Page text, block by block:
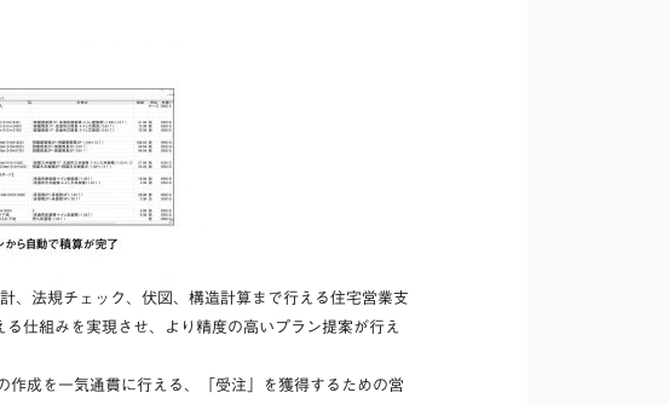
、法規チェック、伏図、構造計算まで行える住宅営業支
仕組みを実現させ、より精度の高いプラン提案が行え
成を一気通貫に行える、「受注」を獲得するための営